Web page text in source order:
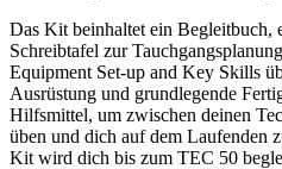
Das Kit beinhaltet ein Begleitbuch,
Schreibtafel zur
Equipment Set-up and Key Skills
Ausrüstung und grundlegende
Hilfsmittel, um zwischen deinen
üben und dich auf dem Laufenden
Kit wird dich bis zum TEC 50